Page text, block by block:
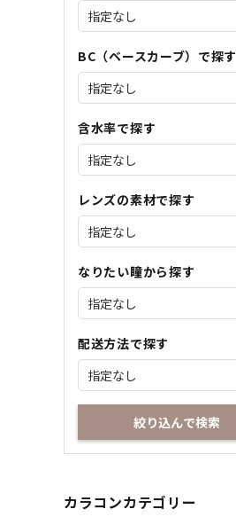
BC（ベースカーブ）で探す
含水率で探す
レンズの素材で探す
なりたい瞳から探す
配送方法で探す
絞り込んで検索
カラコンカテゴリー